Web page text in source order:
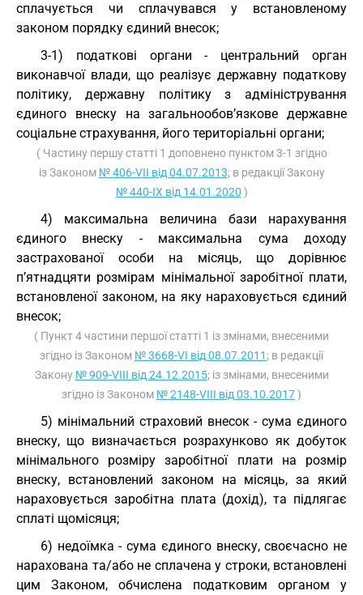
сплачується чи сплачувався у встановленому
законом порядку єдиний внесок;
3-1) податкові органи - центральний орган
виконавчої влади, що реалізує державну податкову
політику, державну політику з адміністрування
єдиного внеску на загальнообов’язкове державне
соціальне страхування, його територіальні органи;
( Частину першу статті 1 доповнено пунктом 3-1 згідно
із Законом № 406-VII від 04.07.2013; в редакції Закону
№ 440-IX від 14.01.2020 )
4) максимальна величина бази нарахування
єдиного внеску - максимальна сума доходу
застрахованої особи на місяць, що дорівнює
п’ятнадцяти розмірам мінімальної заробітної плати,
встановленої законом, на яку нараховується єдиний
внесок;
( Пункт 4 частини першої статті 1 із змінами, внесеними
згідно із Законом № 3668-VI від 08.07.2011 ; в редакції
Закону № 909-VIII від 24.12.2015; із змінами, внесеними
згідно із Законом № 2148-VIII від 03.10.2017)
5) мінімальний страховий внесок - сума єдиного
внеску, що визначається розрахунково як добуток
мінімального розміру заробітної плати на розмір
внеску, встановлений законом на місяць, за який
нараховується заробітна плата (дохід), та підлягає
сплаті щомісяця;
6) недоїмка - сума єдиного внеску, своєчасно не
нарахована та/або не сплачена у строки, встановлені
цим Законом, обчислена податковим органом у